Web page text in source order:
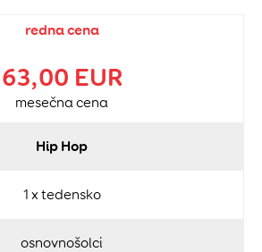
redna cena
63,00 EUR
mesečna cena
Hip Hop
1 x tedensko
osnovnošolci